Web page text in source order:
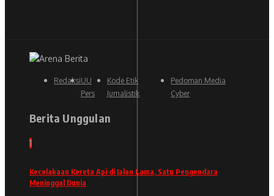
RedaksiUU
Pers
Kode Etik
Jurnalistik
Pedoman Media
Cyber
Berita Unggulan
1
Kecelakaan Kereta Api di Jalan Lama, Satu Pengendara
Meninggal Dunia